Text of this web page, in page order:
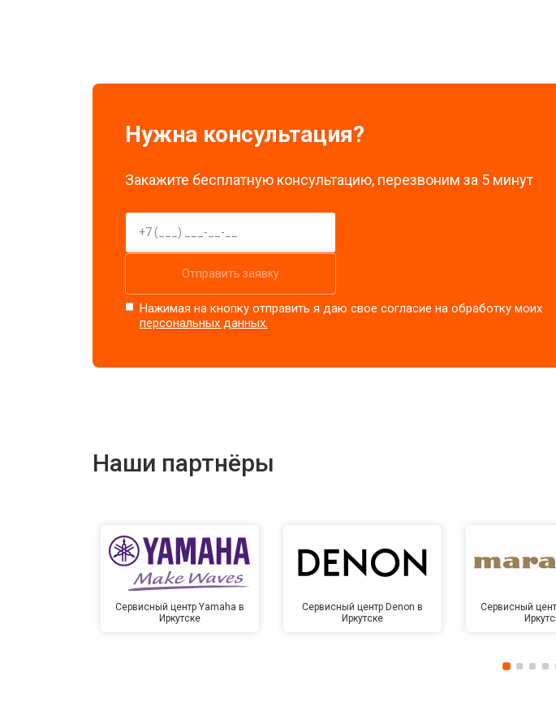
Нужна консультация?
Закажите бесплатную консультацию, перезвоним за 5 минут
Отправить заявку
Нажимая на кнопку отправить я даю свое согласие на обработку моих
персональных данных.
Наши партнёры
Сервисный центр Yamaha в
Иркутске
Сервисный центр Denon в
Иркутске
Сервисный